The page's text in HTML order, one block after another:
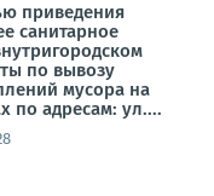
приведения
санитарное
по вывозу
мусора на
по адресам: ул....